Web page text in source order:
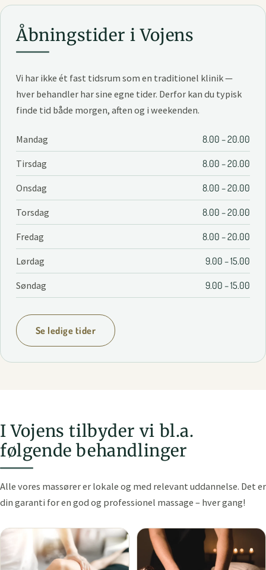
Åbningstider i Vojens
Vi har ikke ét fast tidsrum som en traditionel klinik —
hver behandler har sine egne tider. Derfor kan du typisk
finde tid både morgen, aften og i weekenden.
Mandag 8.00 – 20.00
Tirsdag 8.00 – 20.00
Onsdag 8.00 – 20.00
Torsdag 8.00 – 20.00
Fredag 8.00 – 20.00
Lørdag 9.00 – 15.00
Søndag 9.00 – 15.00
Se ledige tider
I Vojens tilbyder vi bl.a.
følgende behandlinger
Alle vores massører er lokale og med relevant uddannelse. Det er
din garanti for en god og professionel massage – hver gang!